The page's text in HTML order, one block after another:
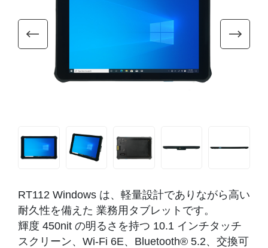
RT112 Windows は、軽量設計でありながら高い
耐久性を備えた 業務用タブレットです。
輝度 450nit の明るさを持つ 10.1 インチタッチ
スクリーン、Wi-Fi 6E、Bluetooth® 5.2、交換可